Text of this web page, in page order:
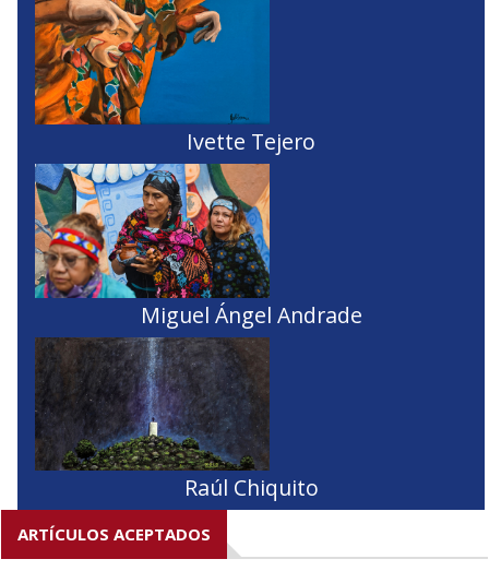
Ivette Tejero
Miguel Ángel Andrade
Raúl Chiquito
ARTÍCULOS ACEPTADOS